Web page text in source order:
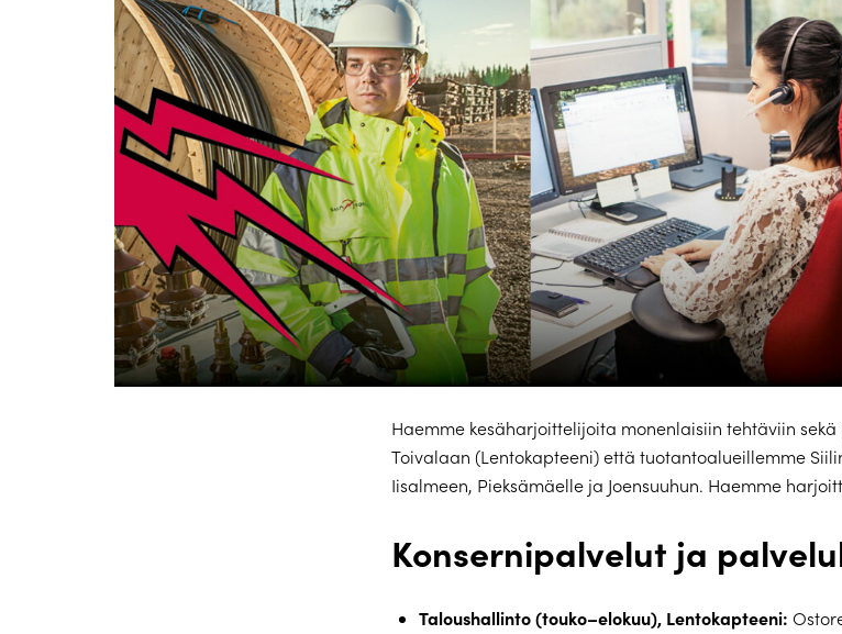
Haemme kesäharjoittelijoita monenlaisiin tehtäviin
Toivalaan (Lentokapteeni) että tuotantoalueillemme
Iisalmeen, Pieksämäelle ja Joensuuhun. Haemme
Konsernipalvelut ja
Taloushallinto (touko–elokuu), Lentokapteeni: